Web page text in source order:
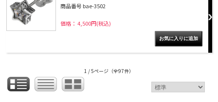
商品番号 bae-3502
価格： 4,500円(税込)
1 / 5ページ （全97件）